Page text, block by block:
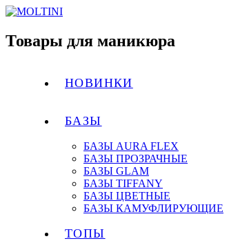
Товары для маникюра
НОВИНКИ
БАЗЫ
БАЗЫ AURA FLEX
БАЗЫ ПРОЗРАЧНЫЕ
БАЗЫ GLAM
БАЗЫ TIFFANY
БАЗЫ ЦВЕТНЫЕ
БАЗЫ КАМУФЛИРУЮЩИЕ
ТОПЫ